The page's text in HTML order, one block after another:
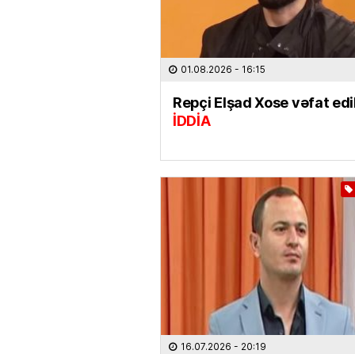
01.08.2026 - 16:15
Repçi Elşad Xose vəfat
İDDİA
16.07.2026 - 20:19